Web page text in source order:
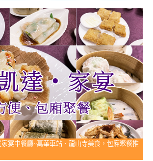
宴中餐廳~萬華車站、龍山寺美食，包廂聚餐推